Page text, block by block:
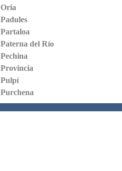
Oria
Padules
Partaloa
Paterna del Río
Pechina
Provincia
Pulpí
Purchena